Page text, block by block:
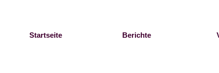
Startseite Berichte